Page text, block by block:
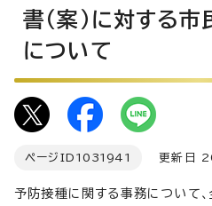
書（案）に対する
について
ページID 1031941 更新日
予防接種に関する事務について、